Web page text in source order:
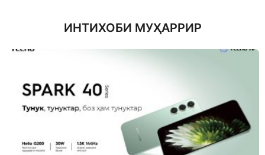
ИНТИХОБИ МУҲАРРИР